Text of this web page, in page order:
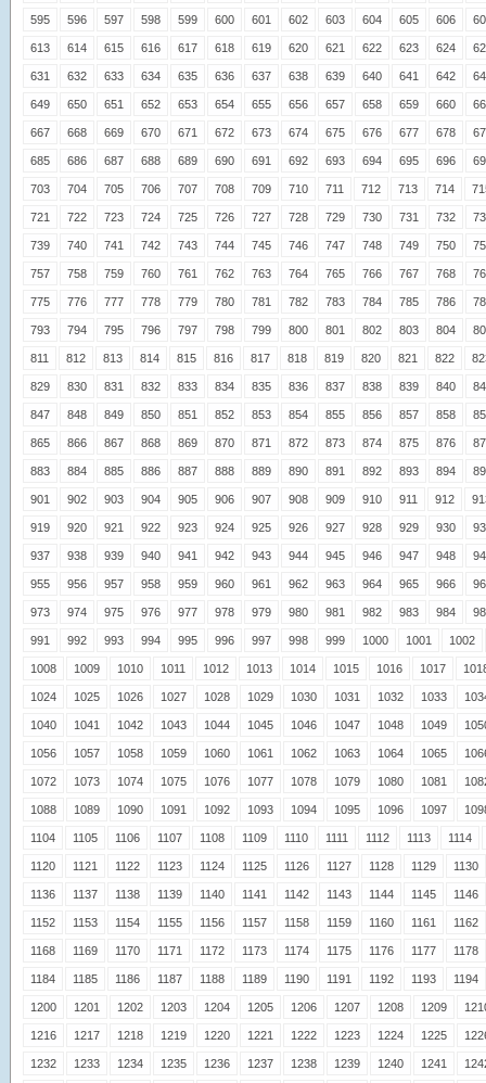
595 596 597 598 599 600 601 602 603 604 605 606
613 614 615 616 617 618 619 620 621 622 623 624
631 632 633 634 635 636 637 638 639 640 641 642
649 650 651 652 653 654 655 656 657 658 659 660
667 668 669 670 671 672 673 674 675 676 677 678
685 686 687 688 689 690 691 692 693 694 695 696
703 704 705 706 707 708 709 710 711 712 713 714
721 722 723 724 725 726 727 728 729 730 731 732
739 740 741 742 743 744 745 746 747 748 749 750
757 758 759 760 761 762 763 764 765 766 767 768
775 776 777 778 779 780 781 782 783 784 785 786
793 794 795 796 797 798 799 800 801 802 803 804
811 812 813 814 815 816 817 818 819 820 821 822
829 830 831 832 833 834 835 836 837 838 839 840
847 848 849 850 851 852 853 854 855 856 857 858
865 866 867 868 869 870 871 872 873 874 875 876
883 884 885 886 887 888 889 890 891 892 893 894
901 902 903 904 905 906 907 908 909 910 911 912
919 920 921 922 923 924 925 926 927 928 929 930
937 938 939 940 941 942 943 944 945 946 947 948
955 956 957 958 959 960 961 962 963 964 965 966
973 974 975 976 977 978 979 980 981 982 983 984
991 992 993 994 995 996 997 998 999 1000 1001 1002
1008 1009 1010 1011 1012 1013 1014 1015 1016 1017
1024 1025 1026 1027 1028 1029 1030 1031 1032 1033
1040 1041 1042 1043 1044 1045 1046 1047 1048 1049
1056 1057 1058 1059 1060 1061 1062 1063 1064 1065
1072 1073 1074 1075 1076 1077 1078 1079 1080 1081
1088 1089 1090 1091 1092 1093 1094 1095 1096 1097
1104 1105 1106 1107 1108 1109 1110 1111 1112 1113 1114
1120 1121 1122 1123 1124 1125 1126 1127 1128 1129 1130
1136 1137 1138 1139 1140 1141 1142 1143 1144 1145 1146
1152 1153 1154 1155 1156 1157 1158 1159 1160 1161 1162
1168 1169 1170 1171 1172 1173 1174 1175 1176 1177 1178
1184 1185 1186 1187 1188 1189 1190 1191 1192 1193 1194
1200 1201 1202 1203 1204 1205 1206 1207 1208 1209
1216 1217 1218 1219 1220 1221 1222 1223 1224 1225
1232 1233 1234 1235 1236 1237 1238 1239 1240 1241